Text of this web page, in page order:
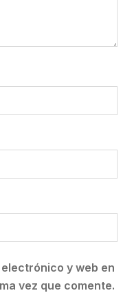
y web en
vez que comente.